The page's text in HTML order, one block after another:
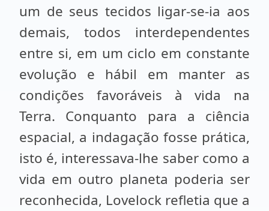
um de seus tecidos ligar-se-ia aos
demais, todos interdependentes
entre si, em um ciclo em constante
evolução e hábil em manter as
condições favoráveis à vida na
Terra. Conquanto para a ciência
espacial, a indagação fosse prática,
isto é, interessava-lhe saber como a
vida em outro planeta poderia ser
reconhecida, Lovelock refletia que a